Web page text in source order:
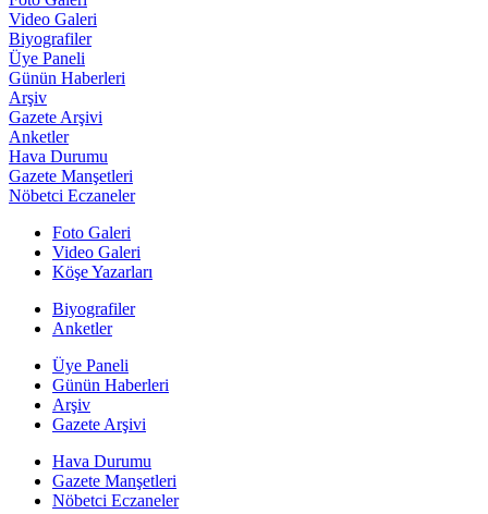
Video Galeri
Biyografiler
Üye Paneli
Günün Haberleri
Arşiv
Gazete Arşivi
Anketler
Hava Durumu
Gazete Manşetleri
Nöbetci Eczaneler
Foto Galeri
Video Galeri
Köşe Yazarları
Biyografiler
Anketler
Üye Paneli
Günün Haberleri
Arşiv
Gazete Arşivi
Hava Durumu
Gazete Manşetleri
Nöbetci Eczaneler